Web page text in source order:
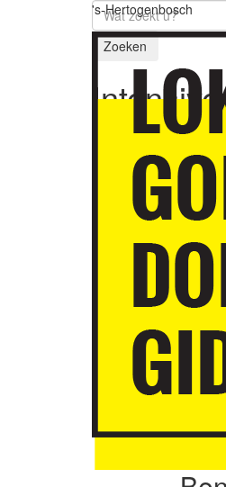
's-Hertogenbosch
Zoeken